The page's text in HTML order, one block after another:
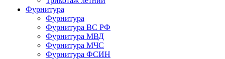
Фурнитура
Фурнитура
Фурнитура ВС РФ
Фурнитура МВД
Фурнитура МЧС
Фурнитура ФСИН